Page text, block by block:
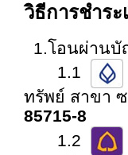
วิธีการชำระ
1.โอนผ่านบั
1.1
ทรัพย์ สาขา
85715-8
1.2